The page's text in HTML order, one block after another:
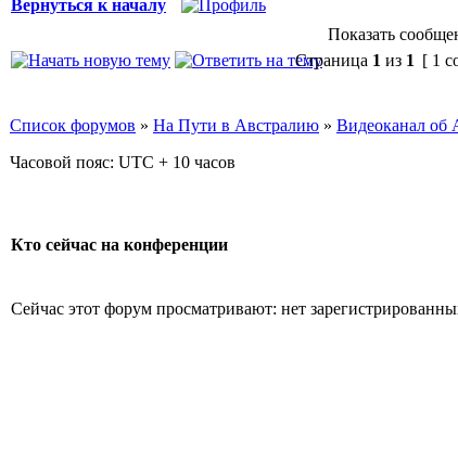
Вернуться к началу
Показать
Страница 1 из 1 [ 1
Список форумов » На Пути в Австралию » Видеоканал об
Часовой пояс: UTC + 10 часов
Кто сейчас на конференции
Сейчас этот форум просматривают: нет